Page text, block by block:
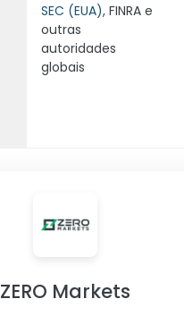
SEC (EUA), FINRA e
outras
autoridades
globais
ZERO Markets